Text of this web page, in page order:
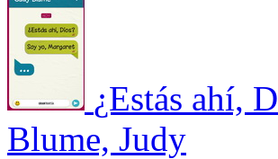
¿Estás ahí,
Blume, Judy